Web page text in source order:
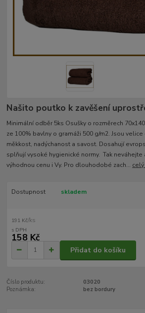
Našito poutko k zavěšení
Minimální odběr 5ks Osušky o rozměrech
ze 100% bavlny o gramáži 500 g/m2. Jsou
měkkost, nadýchanost a savost. Dosahují
splňují vysoké hygienické normy. Tak neváhejte
výhodnou cenu i Vy. Pro dlouhodobé zach...
Dostupnost skladem
191 Kč/ks
158 Kč
Přidat do košíku
Číslo produktu:
03020
Poznámka:
bez bordury